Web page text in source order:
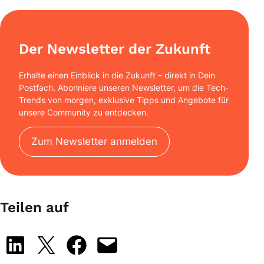
Der Newsletter der Zukunft
Erhalte einen Einblick in die Zukunft – direkt in Dein
Postfach. Abonniere unseren Newsletter, um die Tech-
Trends von morgen, exklusive Tipps und Angebote für
unsere Community zu entdecken.
Zum Newsletter anmelden
Teilen auf
Share on LinkedIn
Share on X Share on Facebook
Email this Page